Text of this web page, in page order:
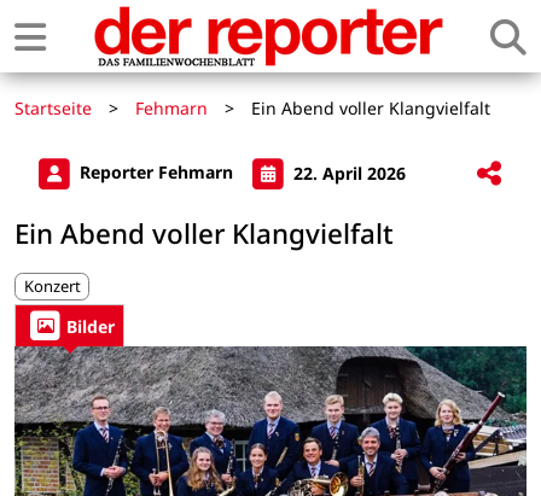
Startseite > Fehmarn > Ein Abend voller Klangvielfalt
Reporter Fehmarn 22. April 2026
Ein Abend voller Klangvielfalt
Konzert
Bilder